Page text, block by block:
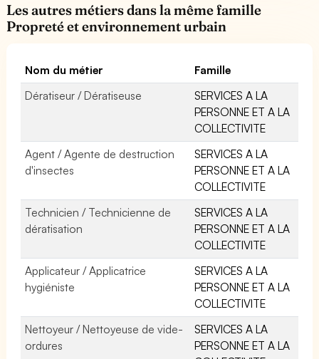
Les autres métiers dans la même famille
Propreté et environnement urbain
Nom du métier
Famille
Dératiseur / Dératiseuse
SERVICES A LA
PERSONNE ET A LA
COLLECTIVITE
Agent / Agente de destruction
d'insectes
SERVICES A LA
PERSONNE ET A LA
COLLECTIVITE
Technicien / Technicienne de
dératisation
SERVICES A LA
PERSONNE ET A LA
COLLECTIVITE
Applicateur / Applicatrice
hygiéniste
SERVICES A LA
PERSONNE ET A LA
COLLECTIVITE
Nettoyeur / Nettoyeuse de vide-
ordures
SERVICES A LA
PERSONNE ET A LA